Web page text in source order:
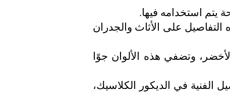
يتم استخدامه فيها.
التفاصيل على الأثاث والجدران
وتضفي هذه الألوان جوًا
الفنية في الديكور الكلاسيك،